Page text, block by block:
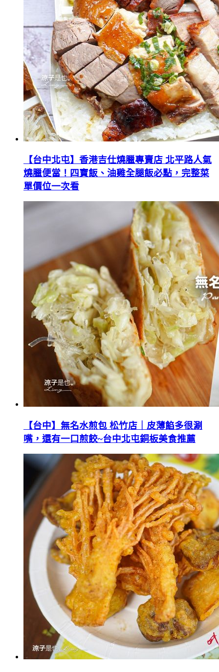
【台中北屯】香港吉仕燒臘專賣店 北平路人氣
燒臘便當！四寶飯、油雞全腿飯必點，完整菜
單價位一次看
【台中】無名水煎包 松竹店｜皮薄餡多很涮
嘴，還有一口煎餃~台中北屯銅板美食推薦